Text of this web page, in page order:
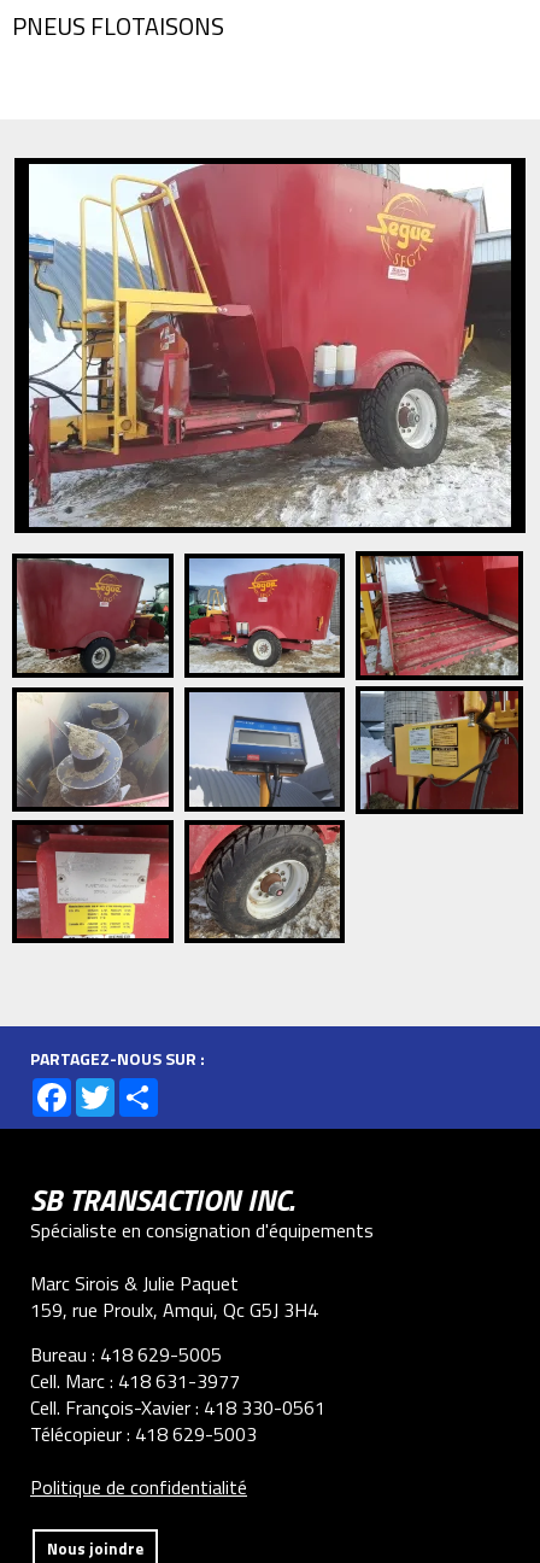
PNEUS FLOTAISONS
PARTAGEZ-NOUS SUR :
Facebook
Twitter
SB TRANSACTION INC.
Spécialiste en consignation d'équipements
Marc Sirois & Julie Paquet
159, rue Proulx, Amqui, Qc G5J 3H4
Bureau : 418 629-5005
Cell. Marc : 418 631-3977
Cell. François-Xavier : 418 330-0561
Télécopieur : 418 629-5003
Politique de confidentialité
Nous joindre